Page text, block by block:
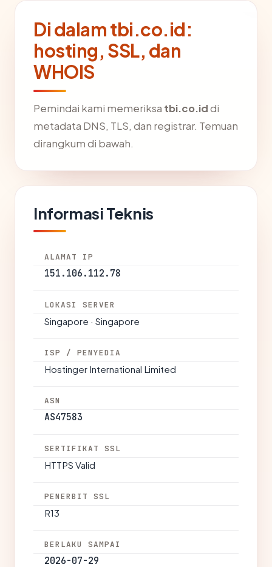
Di dalam tbi.co.id:
hosting, SSL, dan
WHOIS
Pemindai kami memeriksa tbi.co.iddi
metadata DNS, TLS, dan registrar. Temuan
dirangkum di bawah.
Informasi Teknis
ALAMAT IP
151.106.112.78
LOKASI SERVER
Singapore · Singapore
ISP / PENYEDIA
Hostinger International Limited
ASN
AS47583
SERTIFIKAT SSL
HTTPS Valid
PENERBIT SSL
R13
BERLAKU SAMPAI
2026-07-29